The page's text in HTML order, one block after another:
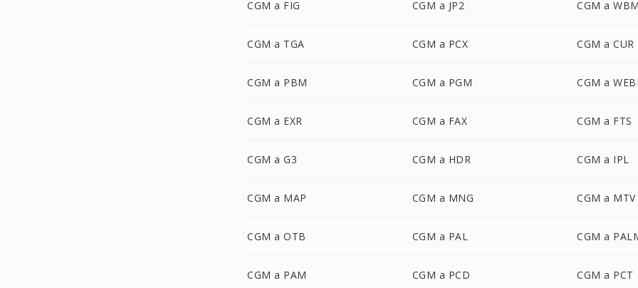
CGM a FIG CGM a JP2 CGM a
CGM a TGA CGM a PCX CGM a CUR
CGM a PBM CGM a PGM CGM a
CGM a EXR CGM a FAX CGM a FTS
CGM a G3 CGM a HDR CGM a IPL
CGM a MAP CGM a MNG CGM a MTV
CGM a OTB CGM a PAL CGM a
CGM a PAM CGM a PCD CGM a PCT